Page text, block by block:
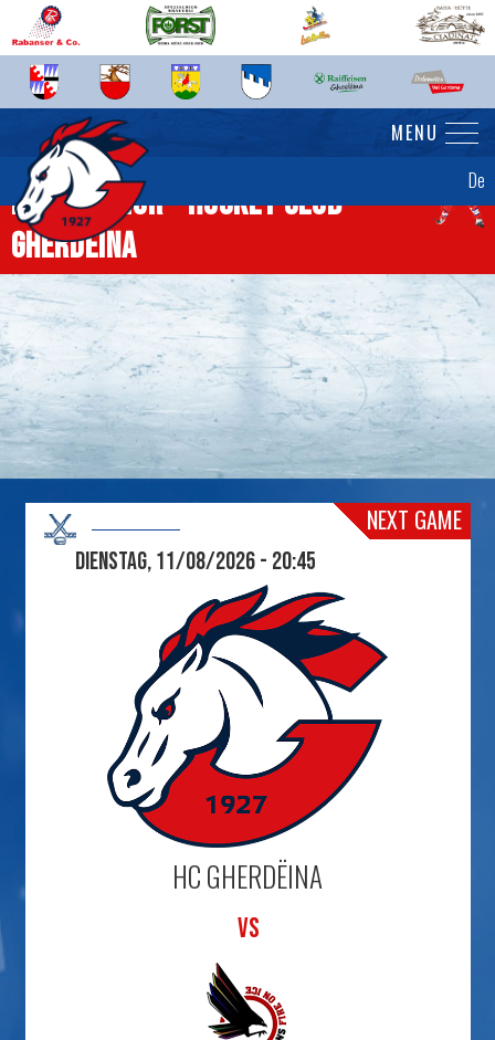
De
MENU
News Senior - Hockey Club
Gherdëina
NEXT GAME
Dienstag, 11/08/2026 - 20:45
HC GHERDËINA
VS